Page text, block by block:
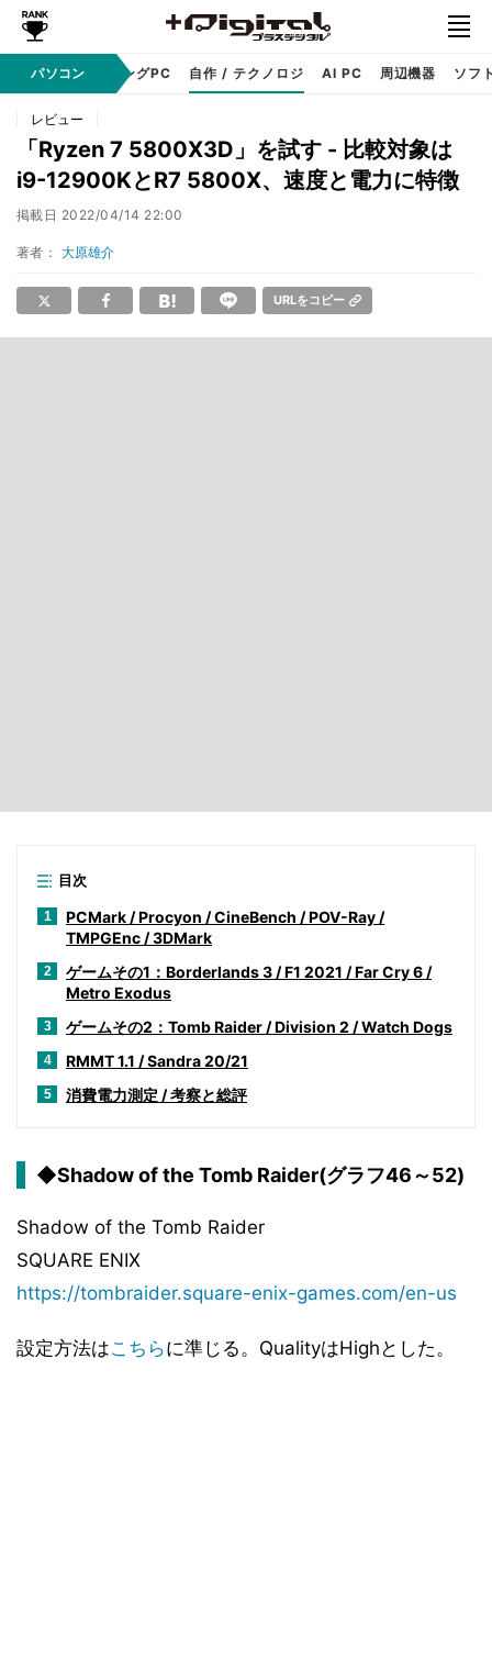
パソコン
PC本体 ゲーミングPC 自作 / テクノロジ AI PC 周辺機器 ソフ
レビュー
「Ryzen 7 5800X3D」を試す - 比較対象は
i9-12900KとR7 5800X、速度と電力に特徴
掲載日 2022/04/14 22:00
著者： 大原雄介
URLをコピー
目次
1
PCMark / Procyon / CineBench / POV-Ray /
TMPGEnc / 3DMark
2
ゲームその1：Borderlands 3 / F1 2021 / Far Cry 6 /
Metro Exodus
3 ゲームその2：Tomb Raider / Division 2 / Watch Dogs
4 RMMT 1.1 / Sandra 20/21
5 消費電力測定 / 考察と総評
◆Shadow of the Tomb Raider(グラフ46～52)
Shadow of the Tomb Raider
SQUARE ENIX
https://tombraider.square-enix-games.com/en-us
設定方法はこちらに準じる。QualityはHighとした。